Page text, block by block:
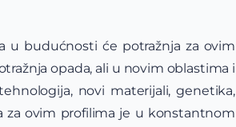
u budućnosti će potražnja za ovim
opada, ali u novim oblastima i
novi materijali, genetika,
za ovim profilima je u konstantnom